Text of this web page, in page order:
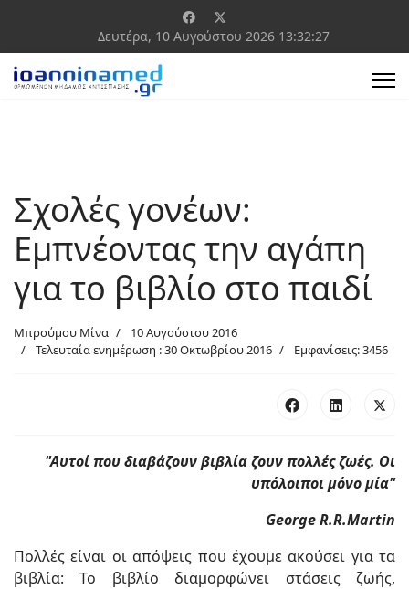
Δευτέρα, 10 Αυγούστου 2026 13:32:27
Σχολές γονέων:
Εμπνέοντας την αγάπη
για το βιβλίο στο παιδί
Μπρούμου Μίνα
10 Αυγούστου 2016
Τελευταία ενημέρωση : 30 Οκτωβρίου 2016
Εμφανίσεις: 3456
"Αυτοί που διαβάζουν βιβλία ζουν πολλές ζωές. Οι
υπόλοιποι μόνο μία"
George R.R.Martin
Πολλές είναι οι απόψεις που έχουμε ακούσει για τα
βιβλία: Το βιβλίο διαμορφώνει στάσεις ζωής,